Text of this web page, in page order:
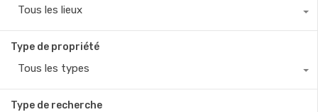
Tous les lieux
Type de propriété
Tous les types
Type de recherche